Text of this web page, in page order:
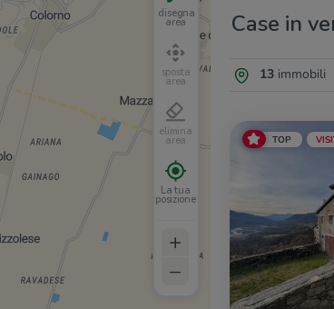
Case in
13immobili
TOP
disegna
area
sposta
area
elimina
area
La tua
posizione
+
–